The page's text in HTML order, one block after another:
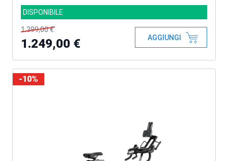
DISPONIBILE
1.399,00 €
1.249,00 € AGGIUNGI
-10%